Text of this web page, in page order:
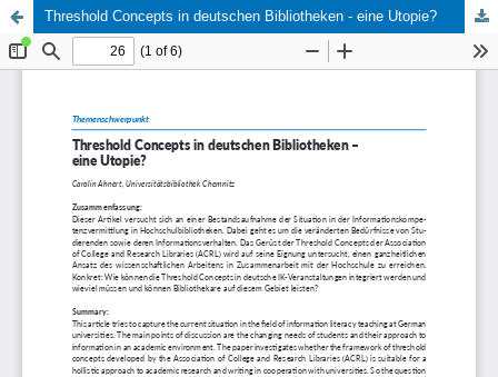
Threshold Concepts in deutschen Bibliotheken - eine Utopie?